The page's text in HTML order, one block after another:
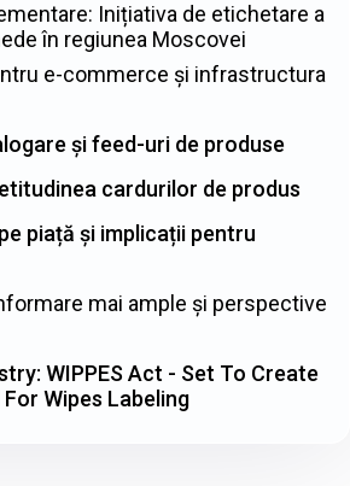
Inițiativa de etichetare a
în regiunea Moscovei
e-commerce și infrastructura
și feed-uri de produse
cardurilor de produs
piață și implicații pentru
mai ample și perspective
WIPPES Act - Set To Create
Wipes Labeling